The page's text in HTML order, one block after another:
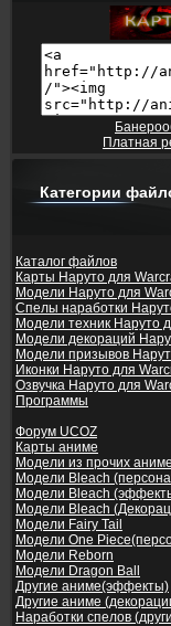
Платная
Категории
Каталог файлов
Карты Наруто для
Модели Наруто для
Спелы наработки
Модели техник Наруто
Модели декораций
Модели призывов
Иконки Наруто для
Озвучка Наруто для
Программы
Форум UCOZ
Карты аниме
Модели из прочих аниме
Модели Bleach
Модели Bleach
Модели Bleach
Модели Fairy Tail
Модели One
Модели Reborn
Модели Dragon Ball
Другие аниме(эффекты)
Другие аниме
Наработки спелов